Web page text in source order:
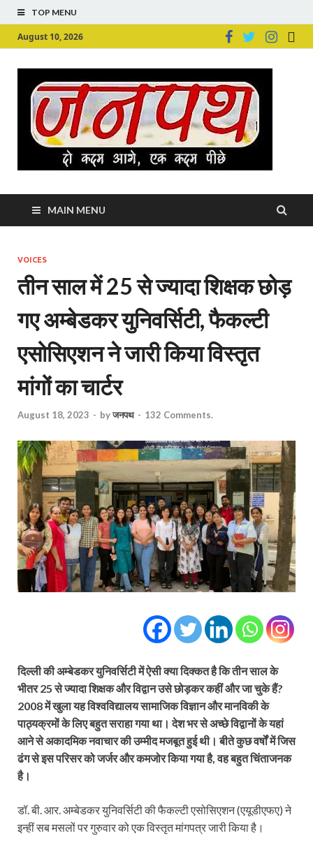
TOP MENU
August 10, 2026
MAIN MENU
VOICES
तीन साल में 25 से ज्‍यादा शिक्षक छोड़
गए अम्बेडकर युनिवर्सिटी, फैकल्टी
एसोसिएशन ने जारी किया विस्‍तृत
मांगों का चार्टर
August 18, 2023 - byजनपथ - 132 Comments.
दिल्‍ली की अम्‍बेडकर युनिवर्सिटी में ऐसी क्‍या दिक्‍कत है कि तीन साल के
भीतर 25 से ज्‍यादा शिक्षक और विद्वान उसे छोड़कर कहीं और जा चुके हैं?
2008 में खुला यह विश्‍वविद्यालय सामाजिक विज्ञान और मानविकी के
पाठ्यक्रमों के लिए बहुत सराहा गया था। देश भर से अच्‍छे विद्वानों के यहां
आने से अकादमिक नवाचार की उम्‍मीद मजबूत हुई थी। बीते कुछ वर्षों में जिस
ढंग से इस परिसर को जर्जर और कमजोर किया गया है, वह बहुत चिंताजनक
है।
डॉ. बी. आर. अम्‍बेडकर युनिवर्सिटी की फैकल्‍टी एसोसिएशन (एयूडीएफए) ने
इन्‍हीं सब मसलों परगुरुवार को एक विस्‍तृत मांगपत्र जारी किया है।